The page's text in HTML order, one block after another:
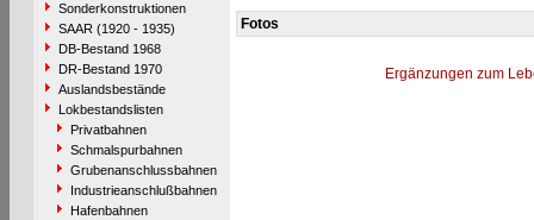
Sonderkonstruktionen
SAAR (1920 - 1935)
DB-Bestand 1968
DR-Bestand 1970
Auslandsbestände
Lokbestandslisten
Privatbahnen
Schmalspurbahnen
Grubenanschlussbahnen
Industrieanschlußbahnen
Hafenbahnen
Fotos
Ergänzungen zum